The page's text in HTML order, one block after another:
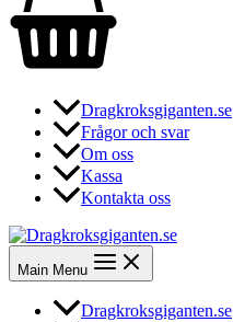
Dragkroksgiganten.se
Frågor och svar
Om oss
Kassa
Kontakta oss
Main Menu
Dragkroksgiganten.se